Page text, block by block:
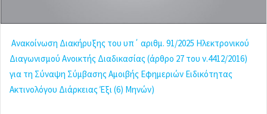
Ανακοίνωση Διακήρυξης του υπ΄ αριθμ. 91/2025 Ηλεκτρονικού
Διαγωνισμού Ανοικτής Διαδικασίας (άρθρο 27 του ν.4412/2016)
για τη Σύναψη Σύμβασης Αμοιβής Εφημεριών Ειδικότητας
Ακτινολόγου Διάρκειας Έξι (6) Μηνών)